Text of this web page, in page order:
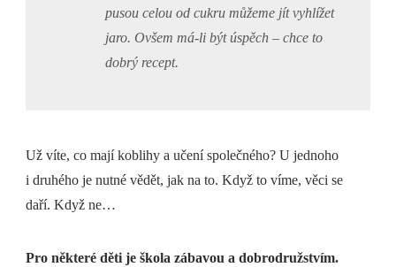
pusou celou od cukru můžeme jít vyhlížet
jaro. Ovšem má-li být úspěch – chce to
dobrý recept.
Už víte, co mají koblihy a učení společného? U jednoho
i druhého je nutné vědět, jak na to. Když to víme, věci se
daří. Když ne…
Pro některé děti je škola zábavou a dobrodružstvím.